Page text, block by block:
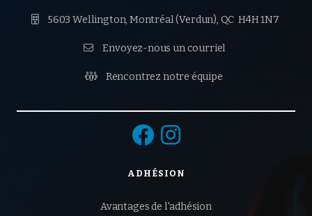
 5603 Wellington, Montréal (Verdun), QC H4H 1N7
 Envoyez-nous un courriel
 Rencontrez notre équipe
 
ADHÉSION
Avantages de l'adhésion